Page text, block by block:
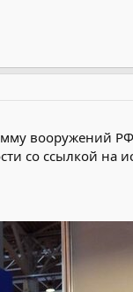
вооружений
со ссылкой на